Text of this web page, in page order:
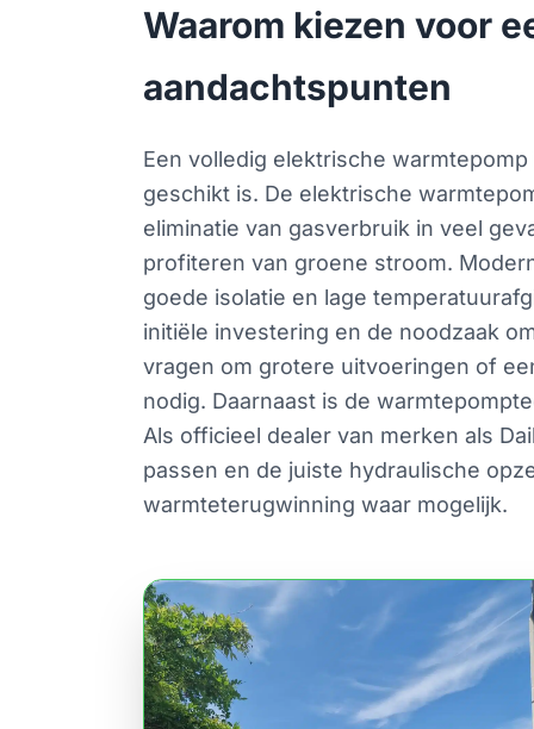
Waarom kiezen voor
aandachtspunten
Een volledig elektrische
geschikt is. De elektrische
eliminatie van gasverbruik in veel
profiteren van groene stroom.
goede isolatie en lage
initiële investering en de noodzaak
vragen om grotere uitvoeringen of
nodig. Daarnaast is de
Als officieel dealer van merken als
passen en de juiste hydraulische
warmteterugwinning waar mogelijk.